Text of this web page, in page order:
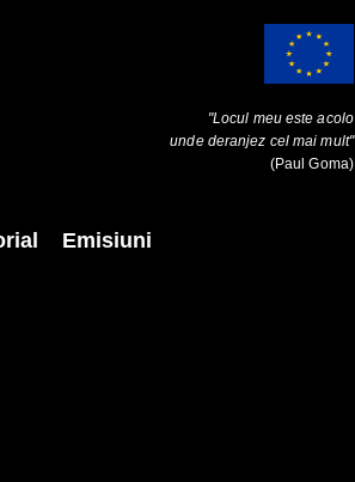
"Locul meu este acolo
unde deranjez cel mai mult"
(Paul Goma)
Emisiuni